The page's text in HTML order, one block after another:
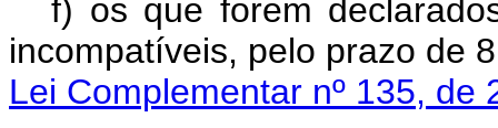
f) os que forem
incompatíveis, pelo prazo de
Lei Complementar nº 135, de